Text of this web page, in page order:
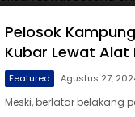
Pelosok
Kubar Lewat Alat
Featured Agustus 27,
Meski, berlatar belakang